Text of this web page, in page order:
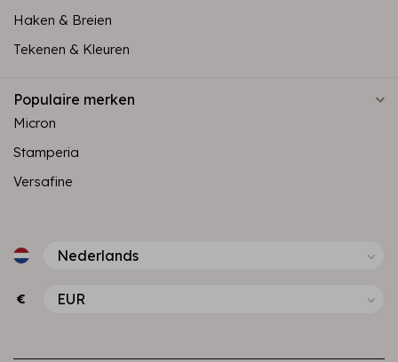
Haken & Breien
Tekenen & Kleuren
Populaire merken
Micron
Stamperia
Versafine
€